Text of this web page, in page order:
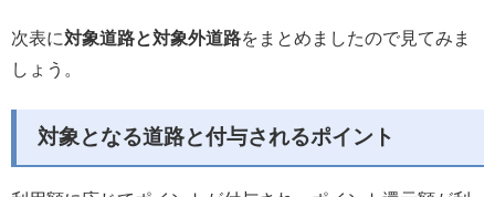
次表に対象道路と対象外道路をまとめましたので見てみま
しょう。
対象となる道路と付与されるポイント